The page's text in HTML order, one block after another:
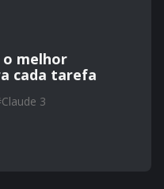
o melhor
cada tarefa
Claude 3